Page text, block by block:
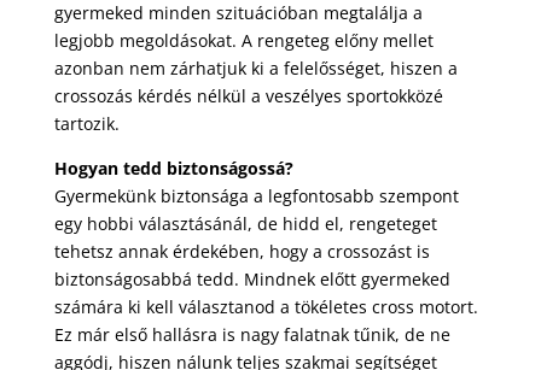
gyermeked minden szituációban megtalálja a
legjobb megoldásokat. A rengeteg előny mellet
azonban nem zárhatjuk ki a felelősséget, hiszen a
crossozás kérdés nélkül a veszélyes sportokközé
tartozik.
Hogyan tedd biztonságossá?
Gyermekünk biztonsága a legfontosabb szempont
egy hobbi választásánál, de hidd el, rengeteget
tehetsz annak érdekében, hogy a crossozást is
biztonságosabbá tedd. Mindnek előtt gyermeked
számára ki kell választanod a tökéletes cross motort.
Ez már első hallásra is nagy falatnak tűnik, de ne
aggódj, hiszen nálunk teljes szakmai segítséget